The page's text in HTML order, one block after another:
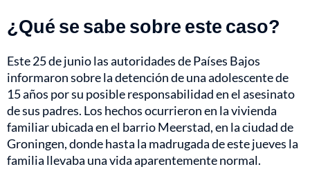
¿Qué se sabe sobre este caso?
Este 25 de junio las autoridades de Países Bajos
informaron sobre la detención de una adolescente de
15 años por su posible responsabilidad en el asesinato
de sus padres. Los hechos ocurrieron en la vivienda
familiar ubicada en el barrio Meerstad, en la ciudad de
Groningen, donde hasta la madrugada de este jueves la
familia llevaba una vida aparentemente normal.